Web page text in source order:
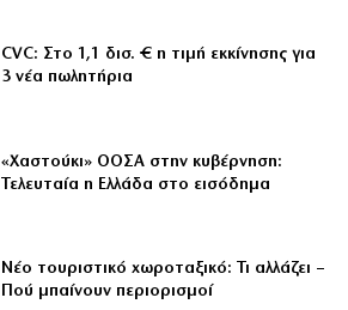
CVC: Στο 1,1 δισ. € η τιμή εκκίνησης για
3 νέα πωλητήρια
«Χαστούκι» ΟΟΣΑ στην κυβέρνηση:
Τελευταία η Ελλάδα στο εισόδημα
Νέο τουριστικό χωροταξικό: Τι αλλάζει –
Πού μπαίνουν περιορισμοί